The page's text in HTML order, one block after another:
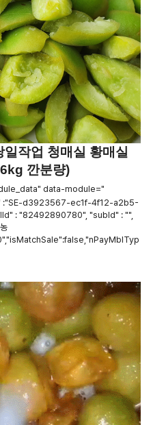
작업 청매실 황매실
깐분량)
data-module="
:"SE-d3923567-ec1f-4f12-a2b5-
: "82492890780", "subId" : "",